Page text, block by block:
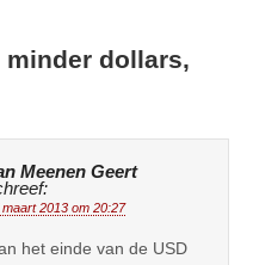
minder dollars,
Meenen Geert
maart 2013 om 20:27
het einde van de USD